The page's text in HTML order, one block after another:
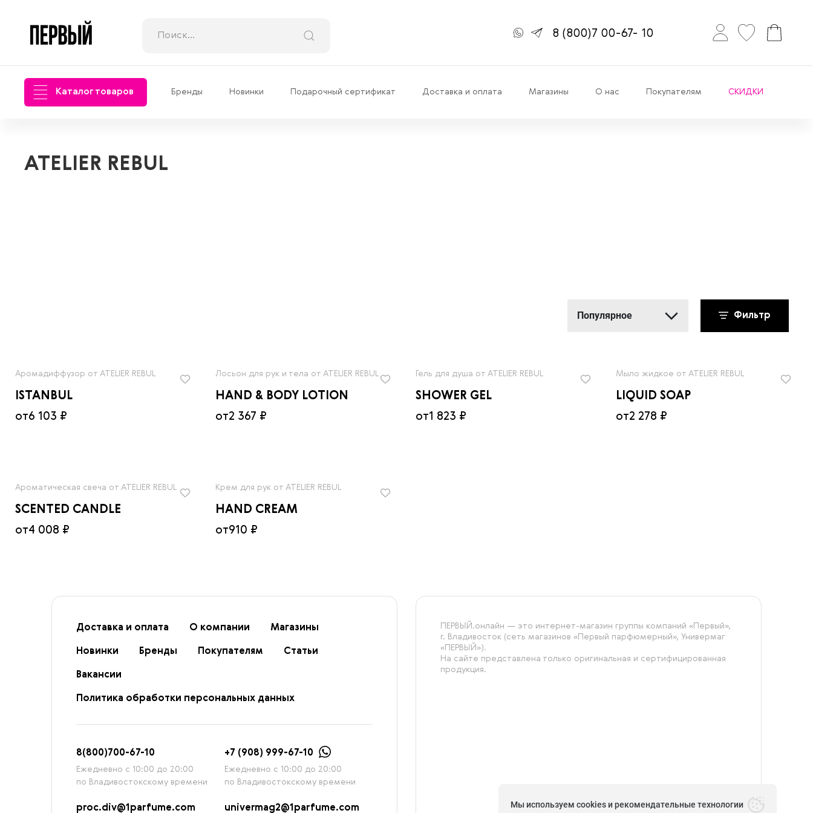
8(800)7 00-67- 10
Каталог товаров Бренды Новинки Подарочный сертификат Доставка и оплата Магазины О нас Покупателям СКИДКИ
ATELIER REBUL
Популярное
Новинки
Сначала дороже
Фильтр
Аромадиффузор от ATELIER REBUL
ISTANBUL
от6 103 ₽
Лосьон для рук и тела от ATELIER REBUL
HAND & BODY LOTION
от2 367 ₽
Гель для душа от ATELIER REBUL
SHOWER GEL
от1 823 ₽
Мыло жидкое от ATELIER REBUL
LIQUID SOAP
от2 278 ₽
Ароматическая свеча от ATELIER REBUL
SCENTED CANDLE
от4 008 ₽
Крем для рук от ATELIER REBUL
HAND CREAM
от910 ₽
Доставка и оплата О компании Магазины
Новинки Бренды Покупателям Статьи
Вакансии
Политика обработки персональных данных
8(800)700-67-10
Ежедневно с 10:00 до 20:00
по Владивостокскому времени
+7 (908) 999-67-10
Ежедневно с 10:00 до 20:00
по Владивостокскому времени
proc.div@1parfume.com univermag2@1parfume.com
ПЕРВЫЙ.онлайн — это интернет-магазин группы компаний «‎Первый»,
г. Владивосток (сеть магазинов «Первый парфюмерный», Универмаг
«ПЕРВЫЙ»).
На сайте представлена только оригинальная и сертифицированная
продукция.
Мы используем cookies и рекомендательные технологии